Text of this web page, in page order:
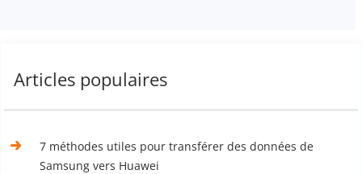
Articles populaires
7 méthodes utiles pour transférer des données de
Samsung vers Huawei